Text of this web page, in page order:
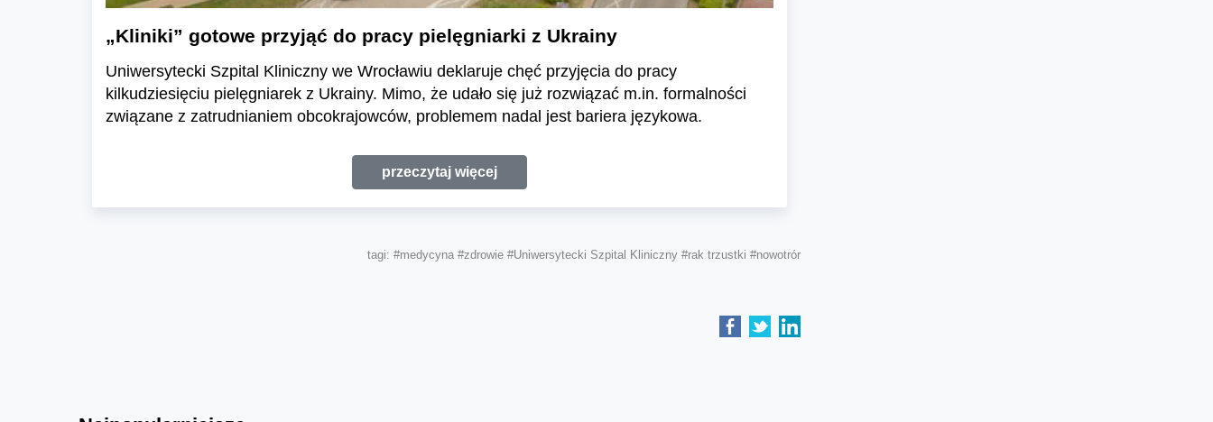
„Kliniki” gotowe przyjąć do pracy pielęgniarki z Ukrainy
Uniwersytecki Szpital Kliniczny we Wrocławiu deklaruje chęć przyjęcia do pracy
kilkudziesięciu pielęgniarek z Ukrainy. Mimo, że udało się już rozwiązać m.in. formalności
związane z zatrudnianiem obcokrajowców, problemem nadal jest bariera językowa.
przeczytaj więcej
tagi: #medycyna #zdrowie #Uniwersytecki Szpital Kliniczny #rak trzustki #nowotrór